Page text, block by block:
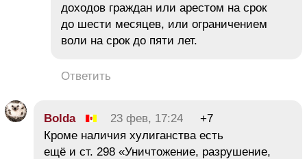
доходов граждан или арестом на срок
до шести месяцев, или ограничением
воли на срок до пяти лет.
Ответить
Bolda 23 фев, 17:24
+7
Кроме наличия хулиганства есть
ещё и ст. 298 «Уничтожение, разрушение,